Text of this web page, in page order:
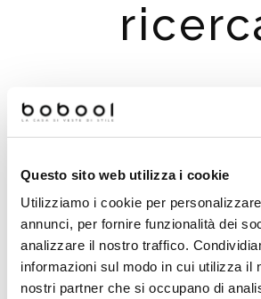
Questo sito web utilizza i cookie
Utilizziamo i cookie per
annunci, per fornire funzionalità dei
analizzare il nostro traffico.
informazioni sul modo in cui utilizza il
nostri partner che si occupano di
Suggerimenti per la
Prova a cercare un termine
termini
Prova a cercare un termine più
utilizzare i filtri per migliorare i
filtri che compariranno